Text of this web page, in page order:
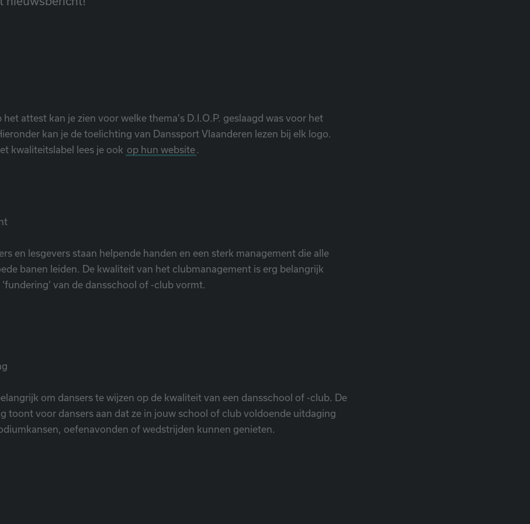
het attest kan je zien voor welke thema's D.I.O.P. geslaagd was voor het
kan je de toelichting van Danssport Vlaanderen lezen bij elk logo.
kwaliteitslabel lees je ook op hun website.
en lesgevers staan helpende handen en een sterk management die alle
banen leiden. De kwaliteit van het clubmanagement is erg belangrijk
van de dansschool of -club vormt.
om dansers te wijzen op de kwaliteit van een dansschool of -club. De
toont voor dansers aan dat ze in jouw school of club voldoende uitdaging
oefenavonden of wedstrijden kunnen genieten.